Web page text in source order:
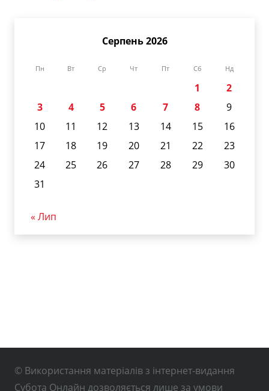
Серпень 2026
Пн Вт Ср Чт Пт Сб Нд
1
2
3
4 5 6 7 8
9
10
11 12 13 14 15
16
17
18 19 20 21 22
23
24
25 26 27 28 29
30
31
« Лип
© Використання матеріалів з інтернет-видання
Субота Онлайн дозволяється лише за умови